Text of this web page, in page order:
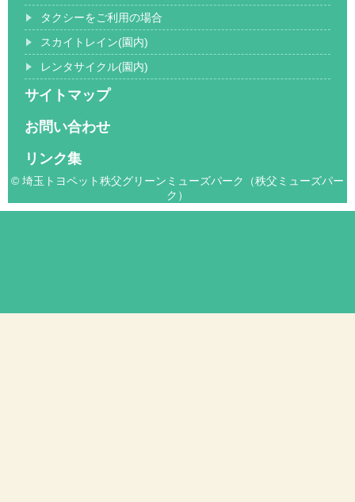
タクシーをご利用の場合
スカイトレイン(園内)
レンタサイクル(園内)
サイトマップ
お問い合わせ
リンク集
© 埼玉トヨペット秩父グリーンミューズパーク（秩父ミューズパー
ク）